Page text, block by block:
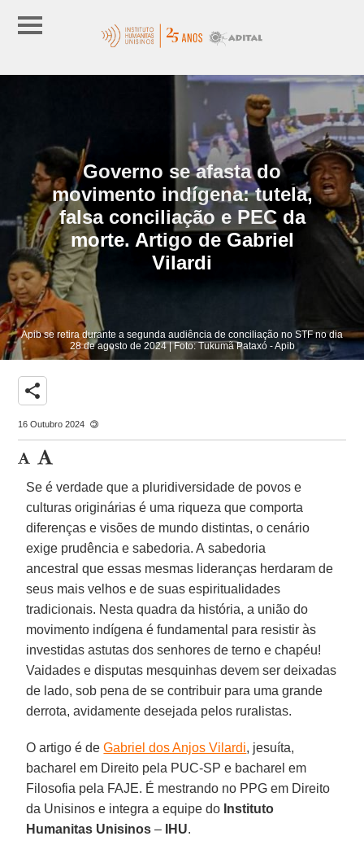
Governo se afasta do
movimento indígena: tutela,
falsa conciliação e PEC da
morte. Artigo de Gabriel
Vilardi
Apib se retira durante a segunda audiência de conciliação no STF no dia
28 de agosto de 2024 | Foto: Tukumã Pataxó - Apib
share
16 Outubro 2024
Se é verdade que a pluridiversidade de povos e
culturas originárias é uma riqueza que comporta
diferenças e visões de mundo distintas, o cenário
exige prudência e sabedoria. A sabedoria
ancestral que essas mesmas lideranças herdaram de
seus mais velhos e de suas espiritualidades
tradicionais. Nesta quadra da história, a união do
movimento indígena é fundamental para resistir às
investidas astutas dos senhores de terno e chapéu!
Vaidades e disputas mesquinhas devem ser deixadas
de lado, sob pena de se contribuir para uma grande
derrota, avidamente desejada pelos ruralistas.
O artigo é deGabriel dos Anjos Vilardi, jesuíta,
bacharel em Direito pela PUC-SP e bacharel em
Filosofia pela FAJE. É mestrando no PPG em Direito
da Unisinos e integra a equipe do Instituto
Humanitas Unisinos – IHU.